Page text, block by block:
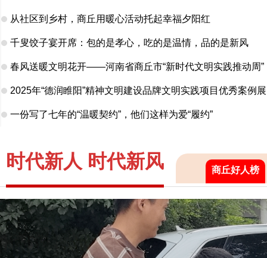
从社区到乡村，商丘用暖心活动托起幸福夕阳红
千叟饺子宴开席：包的是孝心，吃的是温情，品的是新风
春风送暖文明花开——河南省商丘市“新时代文明实践推动周”
2025年“德润睢阳”精神文明建设品牌文明实践项目优秀案例展
一份写了七年的“温暖契约”，他们这样为爱“履约”
时代新人 时代新风 商丘好人榜